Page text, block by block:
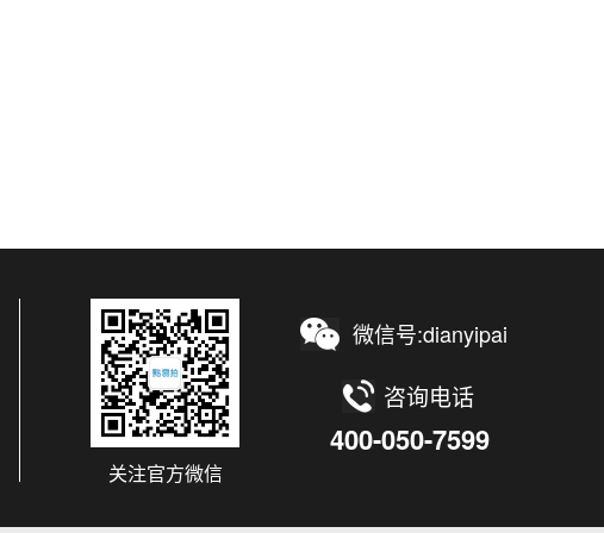
关注官方微信
微信号:dianyipai
咨询电话
400-050-7599